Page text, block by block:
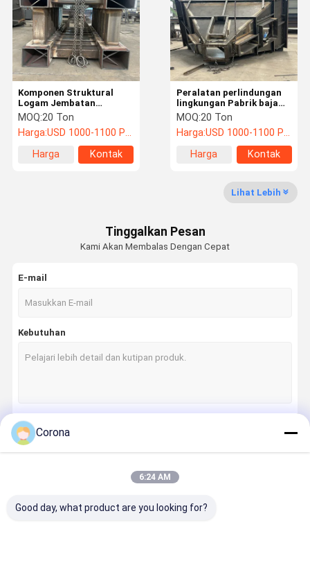
Peralatan perlindungan
lingkungan Pabrik baja
berat untuk pengolahan
gas Energi penggunaan
kembali
MOQ:20 Ton
Harga:USD 1000-1100 PER TON
Harga
Kontak
Komponen Struktural
Logam Jembatan
Struktur Baja Pengolahan
Jembatan dermaga
MOQ:20 Ton
Harga:USD 1000-1100 PER TON
Harga
Kontak
Lihat Lebih
Tinggalkan Pesan
Kami Akan Membalas Dengan Cepat
E-mail
Kebutuhan
Corona
6:24 AM
Good day, what product are you looking for?